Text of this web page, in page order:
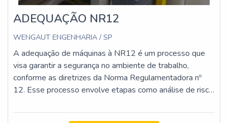
ADEQUAÇÃO NR12
WENGAUT ENGENHARIA / SP
A adequação de máquinas à NR12 é um processo que
visa garantir a segurança no ambiente de trabalho,
conforme as diretrizes da Norma Regulamentadora nº
12. Esse processo envolve etapas como análise de risco,
segurança, atualização da documentação técnica e